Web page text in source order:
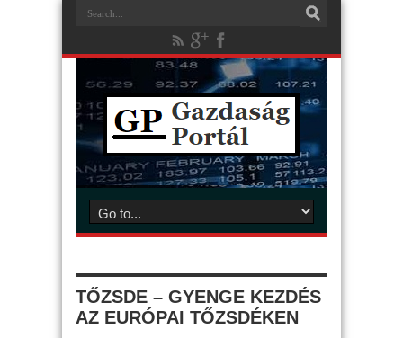
TŐZSDE – GYENGE KEZDÉS
AZ EURÓPAI TŐZSDÉKEN